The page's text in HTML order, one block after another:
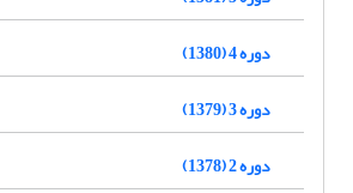
دوره 4 (1380)
دوره 3 (1379)
دوره 2 (1378)